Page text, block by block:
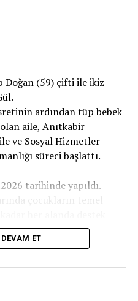
Doğan (59) çifti ile ikiz
ardından tüp bebek
aile, Anıtkabir
ve Sosyal Hizmetler
süreci başlattı.
tarihinde yapıldı.
çocukların temel
ET